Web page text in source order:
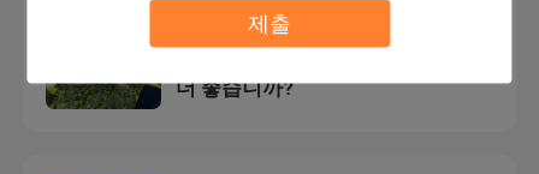
제출
이동형 바이오 필름 원자로
2026-05-20 08:51:42
더 좋습니까?